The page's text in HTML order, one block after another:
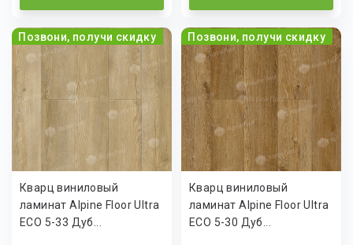
Позвони, получи скидку
Кварц виниловый
ламинат Alpine Floor Ultra
ECO 5-33 Дуб...
Позвони, получи скидку
Кварц виниловый
ламинат Alpine Floor Ultra
ECO 5-30 Дуб...